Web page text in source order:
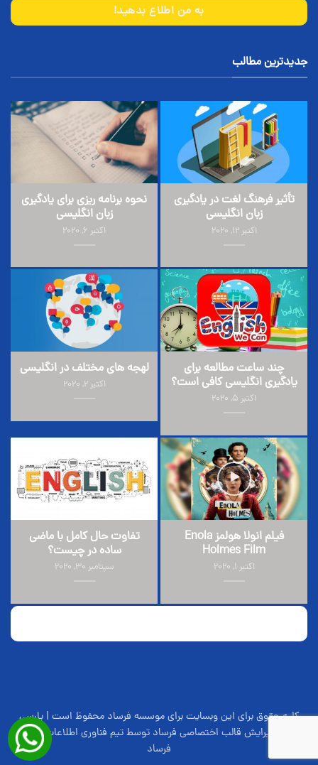
به من اطلاع بدهید!
جدیدترین مطالب
تأثیر فرهنگ لغت در یادگیری
زبان انگلیسی
اکتبر 12, 2020
نحوه برنامه ریزی برای یادگیری
زبان انگلیسی
اکتبر 6, 2020
چند ساعت مطالعه برای
یادگیری انگلیسی کافی است؟
اکتبر 5, 2020
لهجه های مختلف در انگلیسی
اکتبر 2, 2020
فیلم انولا هولمز Enola
Holmes Film
اکتبر 1, 2020
تفاوت حال کامل با ماضی
ساده در چیست؟
سپتامبر 30, 2020
کلیه حقوق برای این وبسایت برای موسسه فرساد محفوظ است | پارسی
سازی و ویرایش قالب اختصاصی فرساد توسط تیم فناوری اطلاعات موسسه
فرساد